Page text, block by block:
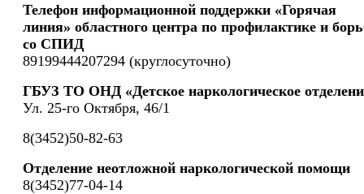
Телефон информационной поддержки «Горячая
линия» областного центра по профилактике и
со СПИД
89199444207294 (круглосуточно)
ГБУЗ ТО ОНД «Детское наркологическое
Ул. 25-го Октября, 46/1
8(3452)50-82-63
Отделение неотложной наркологической помощи
8(3452)77-04-14